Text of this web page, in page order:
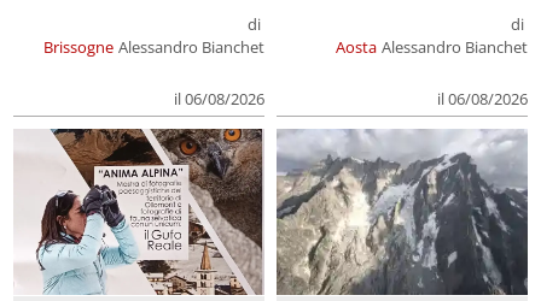
Brissogne
di
Alessandro Bianchet
il 06/08/2026
Aosta
di
Alessandro Bianchet
il 06/08/2026